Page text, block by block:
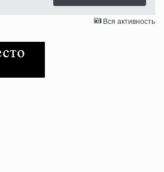
Вся активность